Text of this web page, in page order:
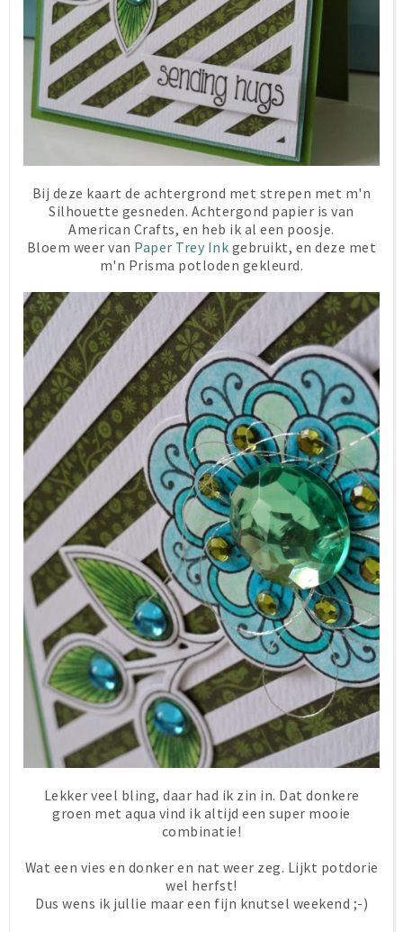
Bij deze kaart de achtergrond met strepen met m'n
Silhouette gesneden. Achtergond papier is van
American Crafts, en heb ik al een poosje.
Bloem weer van Paper Trey Ink gebruikt, en deze met
m'n Prisma potloden gekleurd.
Lekker veel bling, daar had ik zin in. Dat donkere
groen met aqua vind ik altijd een super mooie
combinatie!
Wat een vies en donker en nat weer zeg. Lijkt potdorie
wel herfst!
Dus wens ik jullie maar een fijn knutsel weekend ;-)